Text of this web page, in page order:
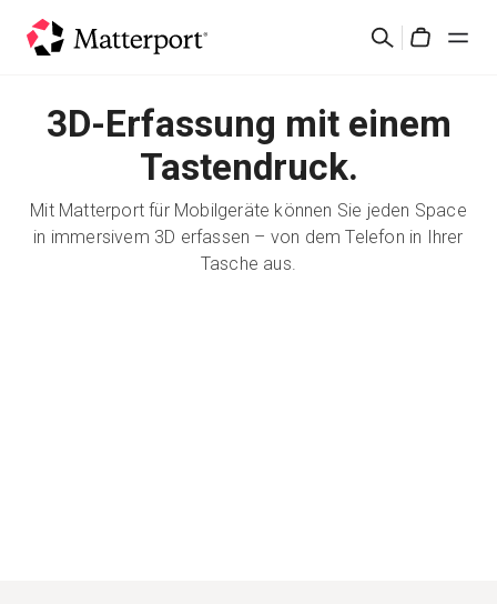
Suchen
Lösungen
Preise
3D-Erfassung mit einem
Tastendruck.
Mit Matterport für Mobilgeräte können Sie jeden Space
in immersivem 3D erfassen – von dem Telefon in Ihrer
Tasche aus.